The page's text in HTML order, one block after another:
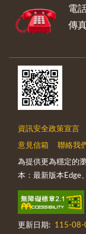
電
傳
資訊安全政策宣言
意見信箱 聯絡我
為提供更為穩定的
本：最新版本Edge
更新日期: 115-08-